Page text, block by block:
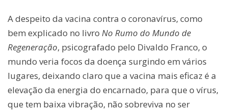
A despeito da vacina contra o coronavírus, como
bem explicado no livro No Rumo do Mundo de
Regeneração, psicografado pelo Divaldo Franco, o
mundo veria focos da doença surgindo em vários
lugares, deixando claro que a vacina mais eficaz é a
elevação da energia do encarnado, para que o vírus,
que tem baixa vibração, não sobreviva no ser